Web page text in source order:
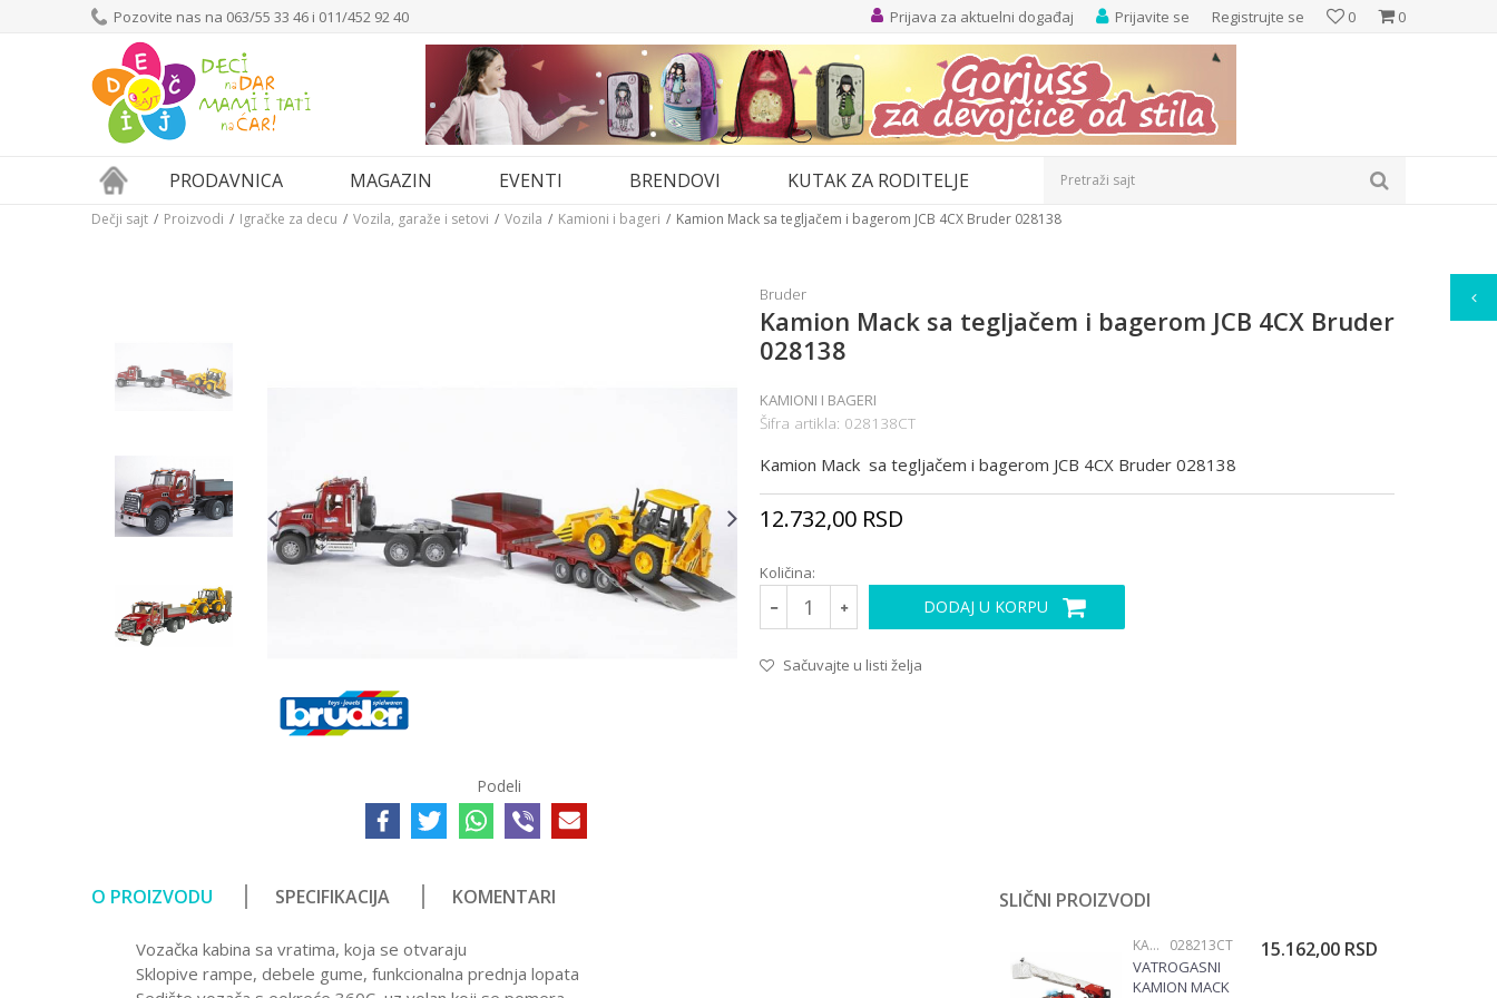
Pozovite nas na 063/55 33 46 i 011/452 92 40 0
0
Prijavite se Registrujte se
Prijava za aktuelni događaj
PRODAVNICA MAGAZIN EVENTI BRENDOVI KUTAK ZA RODITELJE Pretraži sajt
Dečji sajt Proizvodi Igračke za decu Vozila, garaže i setovi Vozila Kamioni i bageri Kamion Mack sa tegljačem i bagerom JCB 4CX Bruder 028138
Podeli
Bruder
Kamion Mack sa tegljačem i bagerom JCB 4CX Bruder
028138
KAMIONI I BAGERI
Šifra artikla: 028138CT
Kamion Mack sa tegljačem i bagerom JCB 4CX Bruder 028138
12.732,00 RSD
Količina:
DODAJ U KORPU
Sačuvajte u listi želja
O PROIZVODU SPECIFIKACIJA KOMENTARI
Vozačka kabina sa vratima, koja se otvaraju
Sklopive rampe, debele gume, funkcionalna prednja lopata
SLIČNI PROIZVODI
KAMIONI I BAGERI 028213CT
VATROGASNI
KAMION MACK
15.162,00 RSD